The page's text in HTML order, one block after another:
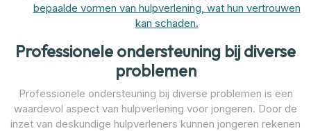
bepaalde vormen van hulpverlening, wat hun vertrouwen
kan schaden.
Professionele ondersteuning bij diverse
problemen
Professionele ondersteuning bij diverse problemen is een
waardevol aspect van hulpverlening voor jongeren. Door de
inzet van deskundige hulpverleners kunnen jongeren rekenen